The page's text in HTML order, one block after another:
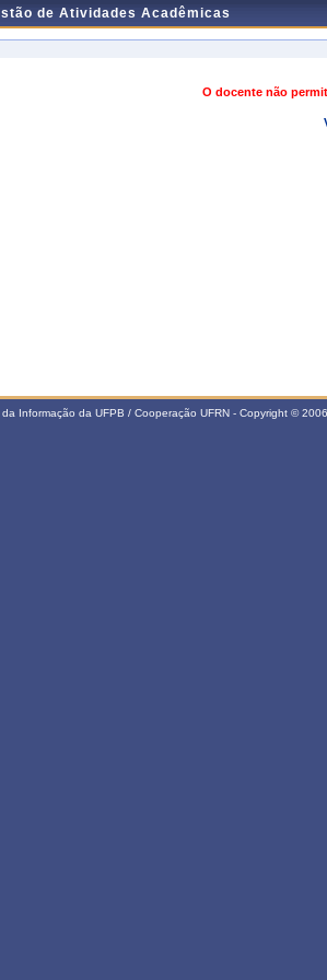
de Atividades Acadêmicas
O docente não
Informação da UFPB / Cooperação UFRN - Copyright ©